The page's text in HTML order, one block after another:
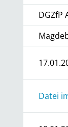
DGZfP
Datei